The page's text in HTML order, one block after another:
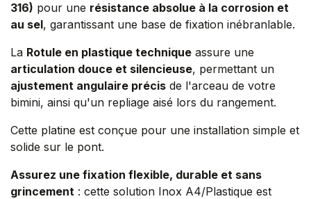
316) pour une résistance absolue à la corrosion et
au sel, garantissant une base de fixation inébranlable.
La Rotule en plastique technique assure une
articulation douce et silencieuse, permettant un
ajustement angulaire précis de l'arceau de votre
bimini, ainsi qu'un repliage aisé lors du rangement.
Cette platine est conçue pour une installation simple et
solide sur le pont.
Assurez une fixation flexible, durable et sans
grincement : cette solution Inox A4/Plastique est